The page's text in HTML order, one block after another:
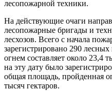
лесопожарной техники.
На действующие очаги
лесопожарные бригады и
лесхозов. Всего с начала
зарегистрировано 290
огнем составляет около 23,4
на эту дату было
общая площадь, пройденная
тысяч гектаров.